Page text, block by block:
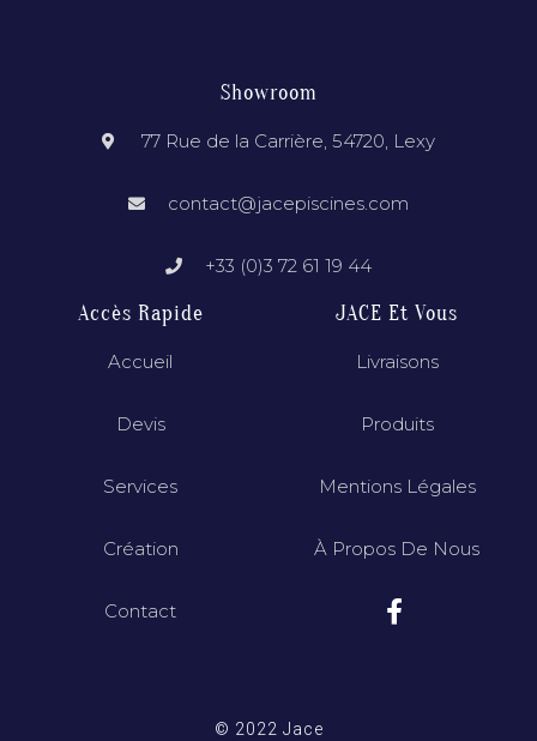
Showroom
77 Rue de la Carrière, 54720, Lexy
contact@jacepiscines.com
+33 (0)3 72 61 19 44
Accès Rapide
Accueil
Devis
Services
Création
Contact
JACE Et Vous
Livraisons
Produits
Mentions Légales
À Propos De Nous
© 2022 Jace